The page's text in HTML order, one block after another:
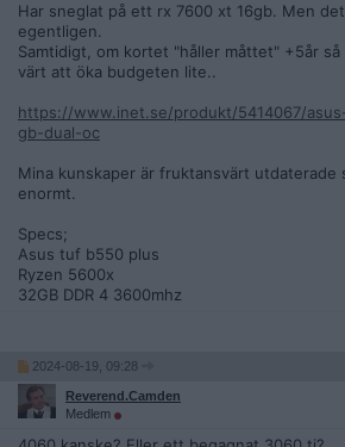
Har sneglat på ett rx 7600 xt 16gb. Men
egentligen.
Samtidigt, om kortet "håller måttet" +5år så
värt att öka budgeten lite..
https://www.inet.se/produkt/5414067/
gb-dual-oc
Mina kunskaper är fruktansvärt utdaterade
enormt.
Specs;
Asus tuf b550 plus
Ryzen 5600x
32GB DDR 4 3600mhz
2024-08-19, 09:28
Reverend.Camden
Medlem